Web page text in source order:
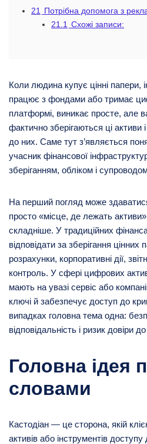
21
Потрібна допомога з
21.1 Схожі записи:
Коли людина купує цінні папери,
працює з фондами або тримає
платформі, виникає просте, але
фактично зберігаються ці активи
до них. Саме тут з’являється
учасник фінансової
зберіганням, обліком і
На перший погляд може
просто «місце, де лежать
складніше. У традиційних
відповідати за зберігання цінних
розрахунки, корпоративні дії,
контроль. У сфері цифрових
мають на увазі сервіс або
ключі й забезпечує доступ до
випадках головна тема одна:
відповідальність і ризик довіри
Головна ідея
словами
Кастодіан — це сторона, якій
активів або інструментів